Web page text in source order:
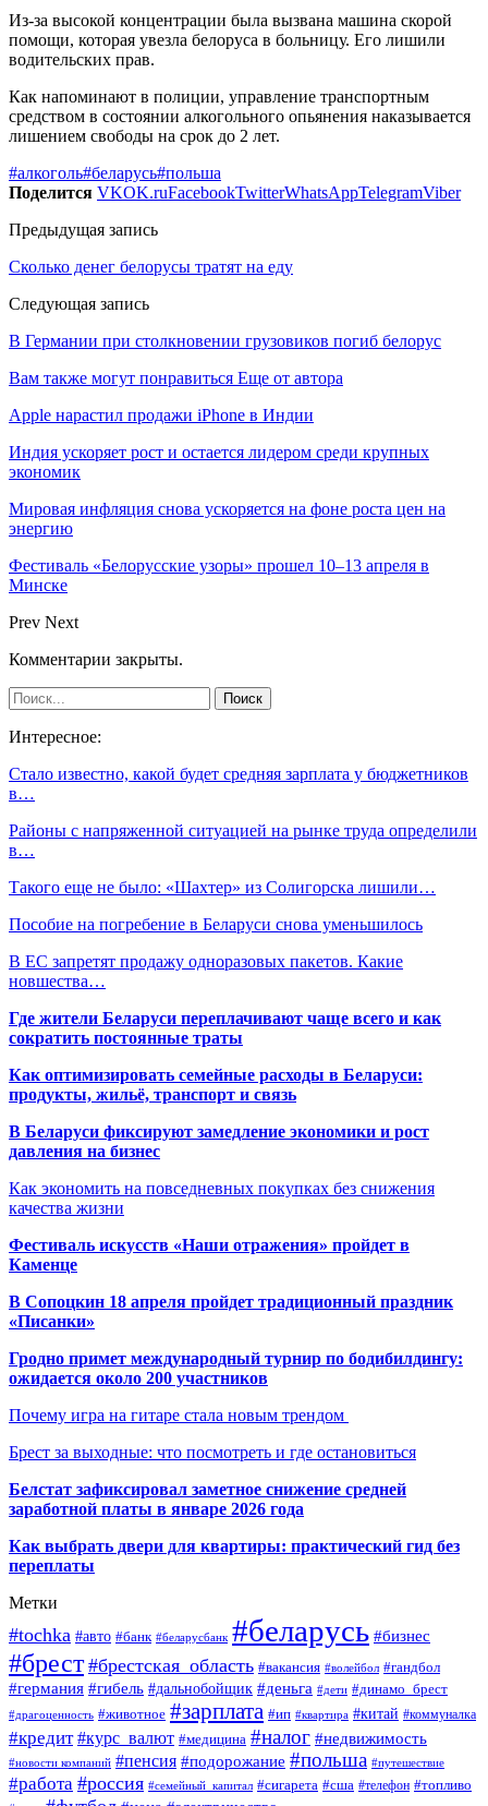
Из-за высокой концентрации была вызвана машина скорой
помощи, которая увезла белоруса в больницу. Его лишили
водительских прав.
Как напоминают в полиции, управление транспортным
средством в состоянии алкогольного опьянения наказывается
лишением свободы на срок до 2 лет.
#алкоголь#беларусь#польша
Поделится VKOK.ruFacebookTwitterWhatsAppTelegramViber
Предыдущая запись
Сколько денег белорусы тратят на еду
Следующая запись
В Германии при столкновении грузовиков погиб белорус
Вам также могут понравиться Еще от автора
Apple нарастил продажи iPhone в Индии
Индия ускоряет рост и остается лидером среди крупных
экономик
Мировая инфляция снова ускоряется на фоне роста цен на
энергию
Фестиваль «Белорусские узоры» прошел 10–13 апреля в
Минске
Prev Next
Комментарии закрыты.
Интересное:
Стало известно, какой будет средняя зарплата у бюджетников
в…
Районы с напряженной ситуацией на рынке труда определили
в…
Такого еще не было: «Шахтер» из Солигорска лишили…
Пособие на погребение в Беларуси снова уменьшилось
В ЕС запретят продажу одноразовых пакетов. Какие
новшества…
Где жители Беларуси переплачивают чаще всего и как
сократить постоянные траты
Как оптимизировать семейные расходы в Беларуси:
продукты, жильё, транспорт и связь
В Беларуси фиксируют замедление экономики и рост
давления на бизнес
Как экономить на повседневных покупках без снижения
качества жизни
Фестиваль искусств «Наши отражения» пройдет в
Каменце
В Сопоцкин 18 апреля пройдет традиционный праздник
«Писанки»
Гродно примет международный турнир по бодибилдингу:
ожидается около 200 участников
Почему игра на гитаре стала новым трендом
Брест за выходные: что посмотреть и где остановиться
Белстат зафиксировал заметное снижение средней
заработной платы в январе 2026 года
Как выбрать двери для квартиры: практический гид без
переплаты
Метки
#tochka #авто #банк #беларусбанк #беларусь #бизнес
#брест #брестская_область #вакансия #волейбол #гандбол
#германия #гибель #дальнобойщик #деньга #дети #динамо_брест
#драгоценность #животное #зарплата #ип #квартира #китай #коммуналка
#кредит #курс_валют #медицина #налог #недвижимость
#новости компаний #пенсия #подорожание #польша #путешествие
#работа #россия #семейный_капитал #сигарета #сша #телефон #топливо